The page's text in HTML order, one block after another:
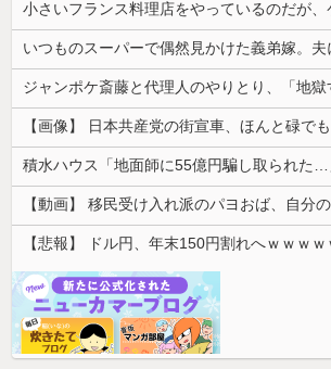
【画像】 日本共産党の街宣車、ほんと碌で
【悲報】 ドル円、年末150円割れへｗｗｗｗ